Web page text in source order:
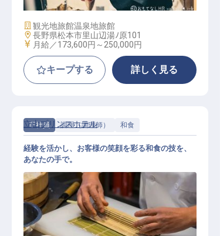
施設業態
観光地旅館温泉地旅館
勤務地
長野県松本市里山辺湯ﾉ原101
給与
月給／173,600円～ 250,000円
キープする 詳しく見る
正社員 調理（調理師） 和食
立山プリンスホテル
経験を活かし、お客様の笑顔を彩る和食の技を、
あなたの手で。